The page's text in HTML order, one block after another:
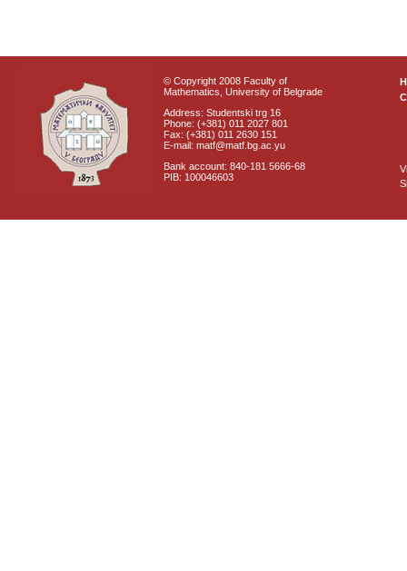
© Copyright 2008 Faculty of
Mathematics, University of Belgrade
Address: Studentski trg 16
Phone: (+381) 011 2027 801
Fax: (+381) 011 2630 151
E-mail: matf@matf.bg.ac.yu
Bank account: 840-181 5666-68
PIB: 100046603